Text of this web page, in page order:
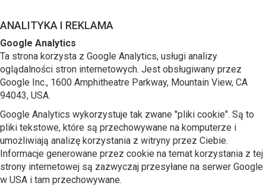
ANALITYKA I REKLAMA
Google Analytics
Ta strona korzysta z Google Analytics, usługi analizy
oglądalności stron internetowych. Jest obsługiwany przez
Google Inc., 1600 Amphitheatre Parkway, Mountain View, CA
94043, USA.
Google Analytics wykorzystuje tak zwane "pliki cookie". Są to
pliki tekstowe, które są przechowywane na komputerze i
umożliwiają analizę korzystania z witryny przez Ciebie.
Informacje generowane przez cookie na temat korzystania z tej
strony internetowej są zazwyczaj przesyłane na serwer Google
w USA i tam przechowywane.